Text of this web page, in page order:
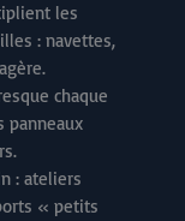
les
: navettes,
chaque
panneaux
: ateliers
« petits